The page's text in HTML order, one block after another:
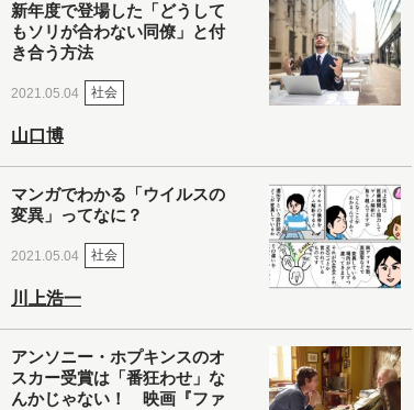
新年度で登場した「どうして
もソリが合わない同僚」と付
き合う方法
2021.05.04 社会
山口博
マンガでわかる「ウイルスの
変異」ってなに？
2021.05.04 社会
川上浩一
アンソニー・ホプキンスのオ
スカー受賞は「番狂わせ」な
んかじゃない！ 映画『ファ